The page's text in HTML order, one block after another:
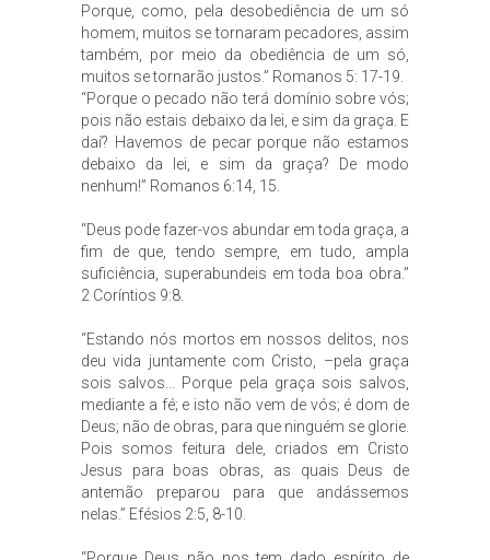
Porque, como, pela desobediência de um só
homem, muitos se tornaram pecadores, assim
também, por meio da obediência de um só,
muitos se tornarão justos.” Romanos 5: 17-19.
“Porque o pecado não terá domínio sobre vós;
pois não estais debaixo da lei, e sim da graça. E
daí? Havemos de pecar porque não estamos
debaixo da lei, e sim da graça? De modo
nenhum!” Romanos 6:14, 15.
“Deus pode fazer-vos abundar em toda graça, a
fim de que, tendo sempre, em tudo, ampla
suficiência, superabundeis em toda boa obra.”
2 Coríntios 9:8.
“Estando nós mortos em nossos delitos, nos
deu vida juntamente com Cristo, –pela graça
sois salvos... Porque pela graça sois salvos,
mediante a fé; e isto não vem de vós; é dom de
Deus; não de obras, para que ninguém se glorie.
Pois somos feitura dele, criados em Cristo
Jesus para boas obras, as quais Deus de
antemão preparou para que andássemos
nelas.” Efésios 2:5, 8-10.